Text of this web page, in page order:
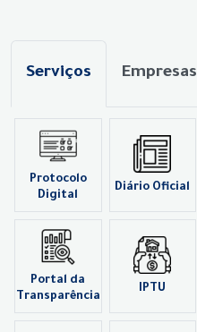
Serviços Empresas
Protocolo
Digital
Diário Oficial
Portal da
Transparência
IPTU